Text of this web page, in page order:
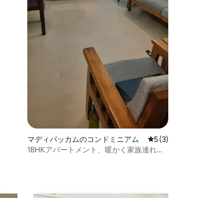
マディパッカムのコンドミニアム レビュー3件、5
5 (3)
1BHKアパートメント、暖かく家族連れ歓